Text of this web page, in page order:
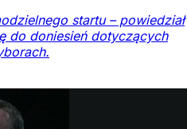
startu – powiedział
do doniesień dotyczących